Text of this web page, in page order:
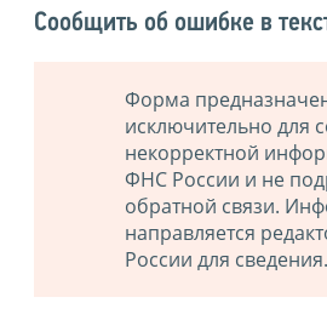
Сообщить об ошибке в
Форма
исключительно для
некорректной
ФНС России и не
обратной связи.
направляется
России для сведения.